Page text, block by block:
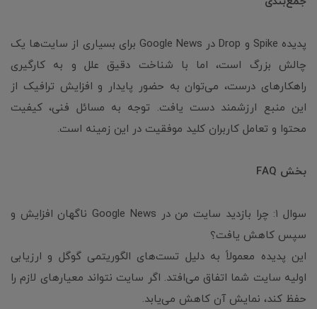
پدیده Spike و Drop در Google News برای بسیاری از سایت‌ها یک
چالش بزرگ است، اما با شناخت دقیق علل و به کارگیری
راهکارهای درست، می‌توان به حضور پایدار و افزایش ترافیک از
این منبع ارزشمند دست یافت. توجه به مسائل فنی، کیفیت
محتوا و تعامل کاربران کلید موفقیت در این زمینه است.
بخش FAQ
سوال ۱: چرا بازدید سایت من در Google News ناگهان افزایش و
سپس کاهش یافت؟
این پدیده معمولاً به دلیل تست‌های الگوریتمی گوگل و ارزیابی
اولیه سایت شما اتفاق می‌افتد. اگر سایت نتواند معیارهای لازم را
حفظ کند، نمایش آن کاهش می‌یابد.